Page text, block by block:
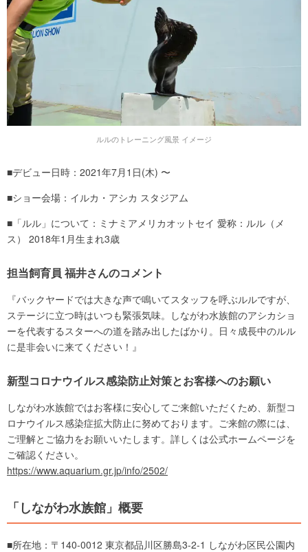
ルルのトレーニング風景 イメージ
■デビュー日時：2021年7月1日(木) 〜
■ショー会場：イルカ・アシカ スタジアム
■「ルル」について：ミナミアメリカオットセイ 愛称：ルル（メ
ス） 2018年1月生まれ3歳
担当飼育員 福井さんのコメント
『バックヤードでは大きな声で鳴いてスタッフを呼ぶルルですが、
ステージに立つ時はいつも緊張気味。しながわ水族館のアシカショ
ーを代表するスターへの道を踏み出したばかり。日々成長中のルル
に是非会いに来てください！』
新型コロナウイルス感染防止対策とお客様へのお願い
しながわ水族館ではお客様に安心してご来館いただくため、新型コ
ロナウイルス感染症拡大防止に努めております。ご来館の際には、
ご理解とご協力をお願いいたします。詳しくは公式ホームページを
ご確認ください。
https://www.aquarium.gr.jp/info/2502/
「しながわ水族館」概要
■所在地：〒140-0012 東京都品川区勝島3-2-1 しながわ区民公園内